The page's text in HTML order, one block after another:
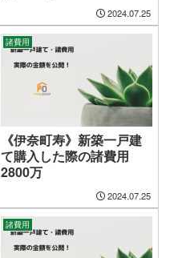
2024.07.25
諸費用
《伊奈町寿》新築一戸建
て購入した際の諸費用
2800万
2024.07.25
諸費用